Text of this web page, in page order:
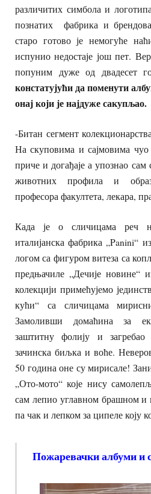
различитих симбола и
познатих фабрика и
старо готово је немогуће
испунио недостаје још пет.
попуним дуже од двадесет
констатујући да поменути
онај који је најдуже сакупљао.
-Битан сегмент
На скуповима и сајмовима чуо
приче и догађаје а упознао
животних профила и
професора факултета, лекара,
Када је о сличицама реч
италијанска фабрика „Panini“
логом са фигуром витеза са
предњачиле „Дечије
колекцији примећујемо
кући“ са сличицама
Замоливши домаћина за
заштитну фолију и
зачинска биљка и воће.
50 година оне су мирисале!
„Ото-мото“ које нису
сам лепио углавном брашном
па чак и лепком за ципеле коју
Пожаревачки албуми и